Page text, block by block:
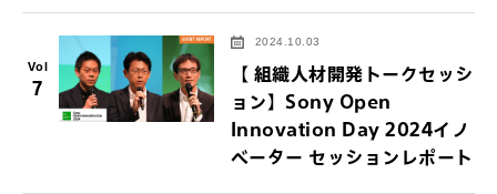
Vol
7
2024.10.03
【 組織人材開発トークセッシ
ョン】Sony Open
Innovation Day 2024イノ
ベーター セッションレポート